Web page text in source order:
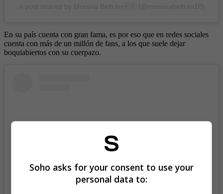
En su país cuenta con gran fama, es por eso que en redes sociales
cuenta con más de un millón de fans, a los que suele dejar
boquiabiertos con su cuerpazo.
Soho asks for your consent to use your
personal data to: